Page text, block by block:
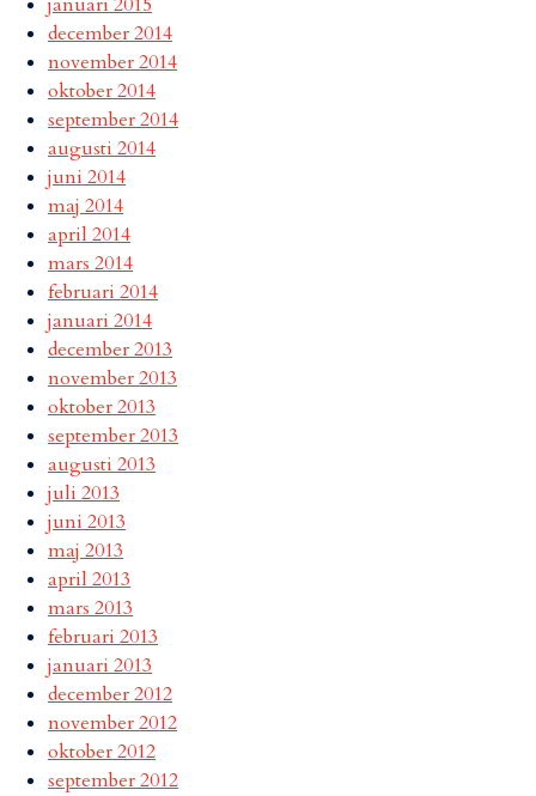
december 2014
november 2014
oktober 2014
september 2014
augusti 2014
juni 2014
maj 2014
april 2014
mars 2014
februari 2014
januari 2014
december 2013
november 2013
oktober 2013
september 2013
augusti 2013
juli 2013
juni 2013
maj 2013
april 2013
mars 2013
februari 2013
januari 2013
december 2012
november 2012
oktober 2012
september 2012